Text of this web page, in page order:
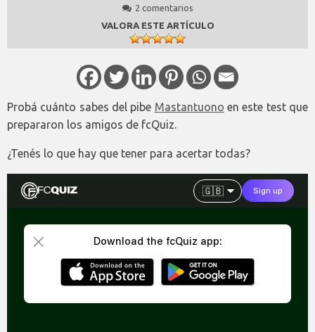
2 comentarios
VALORA ESTE ARTÍCULO
Probá cuánto sabes del pibe Mastantuono en este test que
prepararon los amigos de fcQuiz.
¿Tenés lo que hay que tener para acertar todas?